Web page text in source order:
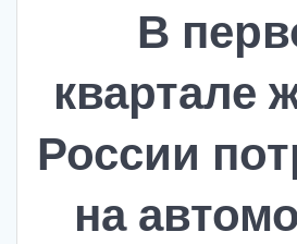
В
квартале
России
на